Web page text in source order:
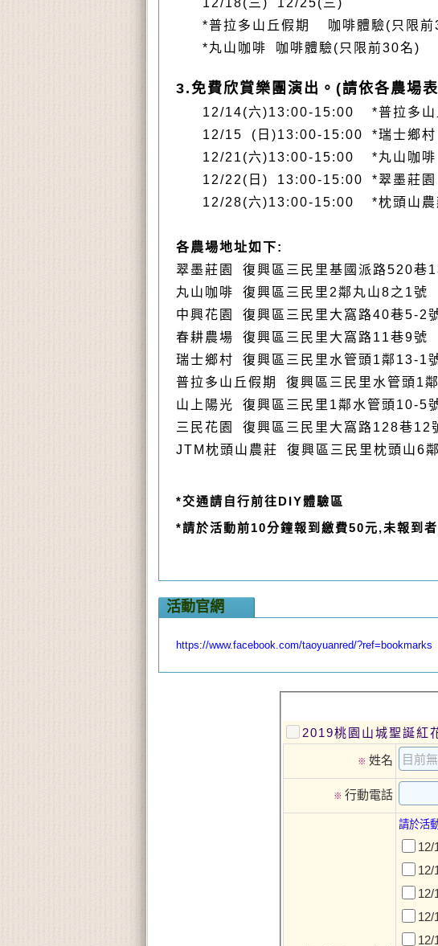
12/18(三) 12/25(三)
*普拉多山丘假期
咖啡體驗(只限
*丸山咖啡
咖啡體驗(只限前30名)
3.免費欣賞樂團演出。(請依各農場
12/14(六)13:00-15:00 *普拉多山
12/15 (日)13:00-15:00 *瑞士鄉村
12/21(六)13:00-15:00 *丸山咖啡
12/22(日) 13:00-15:00 *翠墨
12/28(六)13:00-15:00 *枕頭山農
各農場地址如下:
翠墨莊園 復興區三民里基國派路520
丸山咖啡
復興區三民里 2鄰丸山8之 1號
中興花園
復興區三民里大窩路40巷5-2
春耕農場
復興區三民里大窩路11巷9號
瑞士鄉村
復興區三民里水管頭 1鄰 13-1
普拉多山丘假期
復興區三民里水管頭 1鄰
山上陽光
復興區三民里 1鄰水管頭 10-5
三民花園
復興區三民里大窩路128巷12
JTM 枕頭山農莊 復興區三民里枕頭山
*交通請自行前往DIY體驗區
*請於活動前10分鐘報到繳費50元,未報到
活動官網
https://www.facebook.com/taoyuanred/?ref=bookmarks
2019桃園山城聖誕紅
※ 姓名
※ 行動電話
請於活